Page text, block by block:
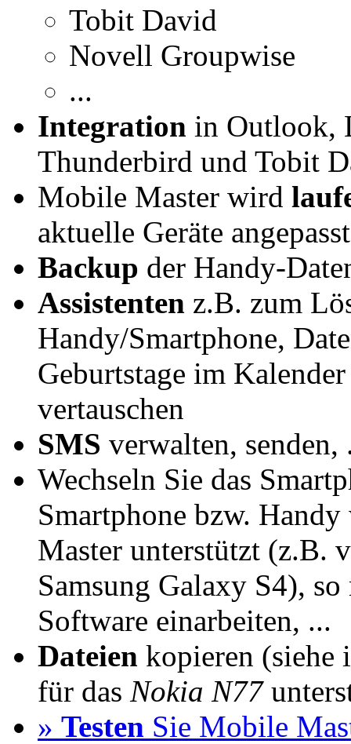
Tobit David
Novell Groupwise
...
Integration in Outlook,
Thunderbird und Tobit
Mobile Master wird
aktuelle Geräte
Backup der Handy-
Assistenten z.B. zum
Handy/Smartphone,
Geburtstage im
vertauschen
SMS verwalten, senden,
Wechseln Sie das
Smartphone bzw.
Master unterstützt (z.B.
Samsung Galaxy S4),
Software einarbeiten, ...
Dateien kopieren (siehe
für das Nokia N77
» Testen Sie Mobile